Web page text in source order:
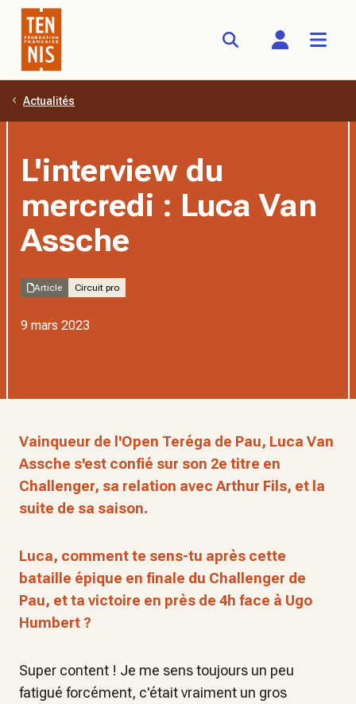
Aller au contenu principal
Actualités
L'interview du
mercredi : Luca Van
Assche
Article Circuit pro
9 mars 2023
Vainqueur de l'Open Teréga de Pau, Luca Van
Assche s'est confié sur son 2e titre en
Challenger, sa relation avec Arthur Fils, et la
suite de sa saison.
Luca, comment te sens-tu après cette
bataille épique en finale du Challenger de
Pau, et ta victoire en près de 4h face à Ugo
Humbert ?
Super content ! Je me sens toujours un peu
fatigué forcément, c'était vraiment un gros